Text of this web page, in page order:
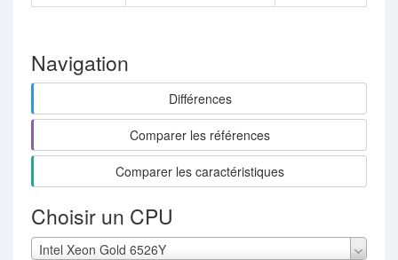
Navigation
Différences
Comparer les références
Comparer les caractéristiques
Choisir un CPU
Intel Xeon Gold 6526Y